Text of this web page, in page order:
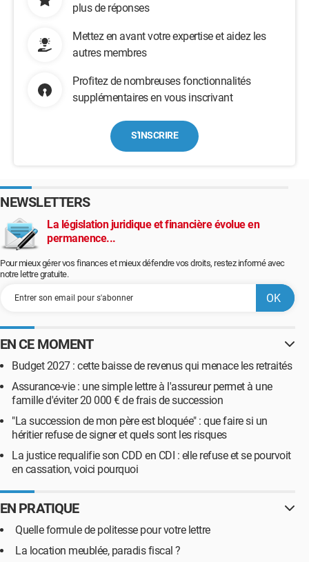
plus de réponses
Mettez en avant votre expertise et aidez les
autres membres
Profitez de nombreuses fonctionnalités
supplémentaires en vous inscrivant
S'INSCRIRE
NEWSLETTERS
La législation juridique et financière évolue en
permanence...
Pour mieux gérer vos finances et mieux défendre vos droits, restez informé avec
notre lettre gratuite.
EN CE MOMENT
Budget 2027 : cette baisse de revenus qui menace les retraités
Assurance-vie : une simple lettre à l'assureur permet à une
famille d'éviter 20 000 € de frais de succession
"La succession de mon père est bloquée" : que faire si un
héritier refuse de signer et quels sont les risques
La justice requalifie son CDD en CDI : elle refuse et se pourvoit
en cassation, voici pourquoi
EN PRATIQUE
Quelle formule de politesse pour votre lettre
La location meublée, paradis fiscal ?